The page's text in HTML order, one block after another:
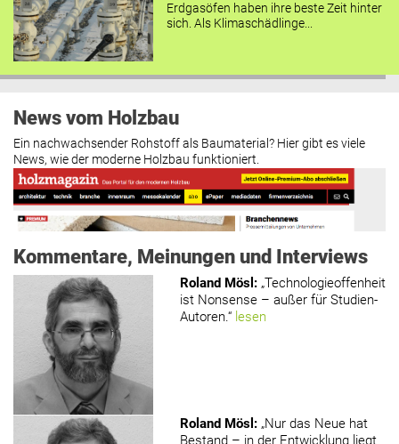
Erdgasöfen haben ihre beste Zeit hinter
sich. Als Klimaschädlinge...
News vom Holzbau
Ein nachwachsender Rohstoff als Baumaterial? Hier gibt es viele
News, wie der moderne Holzbau funktioniert.
www.holzmagazin.com
Kommentare, Meinungen und Interviews
Roland Mösl : „Technologieoffenheit
ist Nonsense – außer für Studien-
Autoren.“ lesen
Roland Mösl : „Nur das Neue hat